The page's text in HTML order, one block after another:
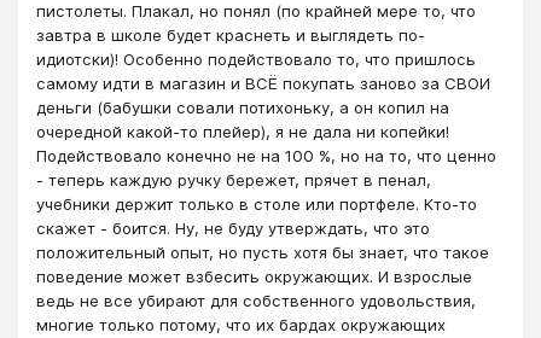
пистолеты. Плакал, но понял (по крайней мере то, что
завтра в школе будет краснеть и выглядеть по-
идиотски)! Особенно подействовало то, что пришлось
самому идти в магазин и ВСЁ покупать заново за СВОИ
деньги (бабушки совали потихоньку, а он копил на
очередной какой-то плейер), я не дала ни копейки!
Подействовало конечно не на 100 %, но на то, что ценно
- теперь каждую ручку бережет, прячет в пенал,
учебники держит только в столе или портфеле. Кто-то
скажет - боится. Ну, не буду утверждать, что это
положительный опыт, но пусть хотя бы знает, что такое
поведение может взбесить окружающих. И взрослые
ведь не все убирают для собственного удовольствия,
многие только потому, что их бардах окружающих